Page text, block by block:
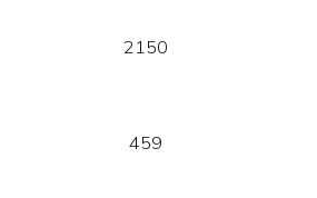
2150
459